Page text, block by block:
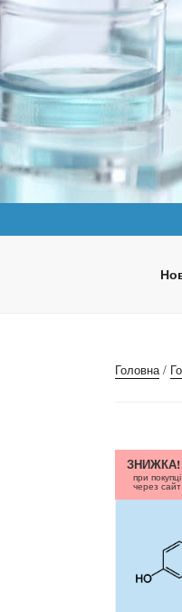
Перейти
Медична
Головна/
ЗНИЖКА!
при покупці
через сайт